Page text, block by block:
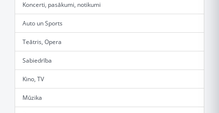
Koncerti, pasākumi, notikumi
Auto un Sports
Teātris, Opera
Sabiedrība
Kino, TV
Mūzika